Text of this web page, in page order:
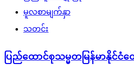
မူလစာမျက်နှာ
သတင်း
ပြည်ထောင်စုသမ္မတမြန်မာနိုင်ငံ